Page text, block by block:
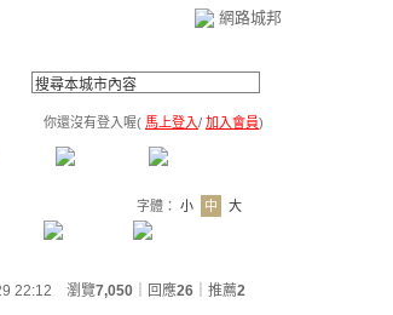
網路城邦
你還沒有登入喔( 馬上登入/ 加入會員)
區 訪客簿 市政中心
字體： 小 中
大
22:12 瀏覽7,050 ｜回應26 推薦2